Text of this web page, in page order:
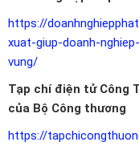
https://
xuat-giup-doanh-
vung/
Tạp chí điện tử Công
của Bộ Công thương
https://